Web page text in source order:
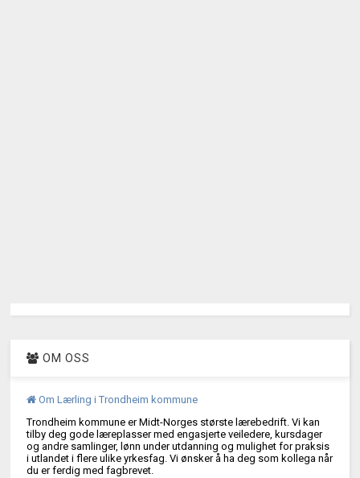
OM OSS
Om Lærling i Trondheim kommune
Trondheim kommune er Midt-Norges største lærebedrift. Vi kan
tilby deg gode læreplasser med engasjerte veiledere, kursdager
og andre samlinger, lønn under utdanning og mulighet for praksis
i utlandet i flere ulike yrkesfag. Vi ønsker å ha deg som kollega når
du er ferdig med fagbrevet.